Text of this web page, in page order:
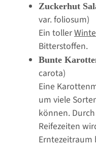
Zuckerhut
var. foliosum)
Ein toller
Bitterstoffen.
Bunte
carota)
Eine
um viele
können.
Reifezeiten
Erntezeitraum